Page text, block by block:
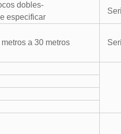
dobles-
especificar
a 30 metros